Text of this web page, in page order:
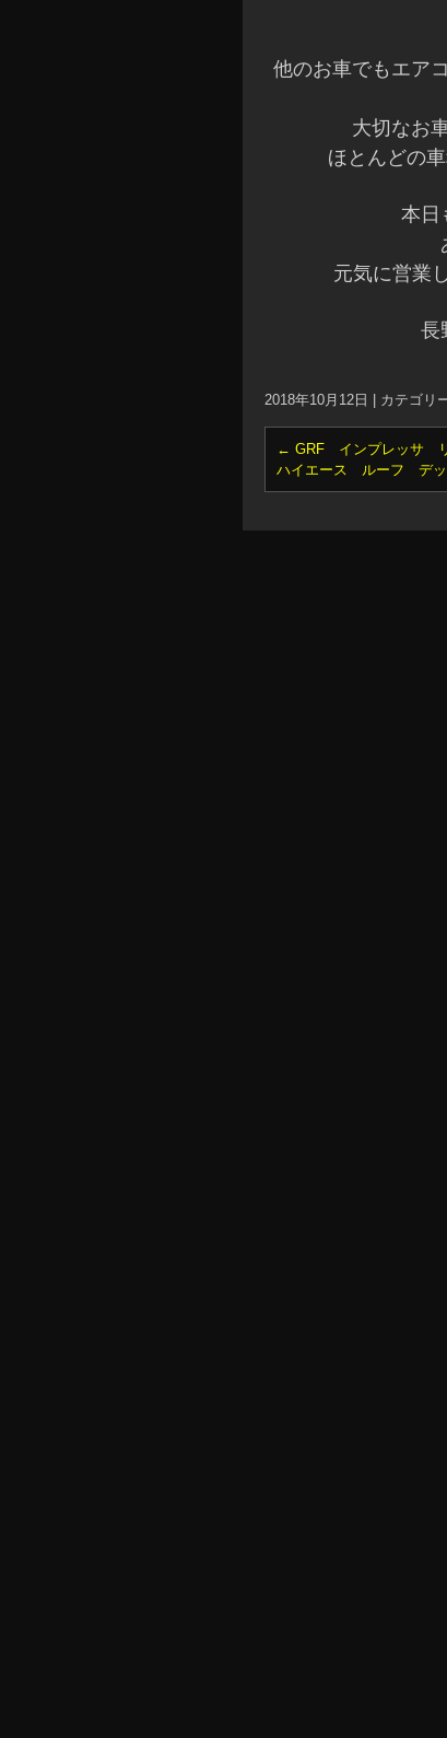
他のお車でもエア
大切なお
ほとんどの
本日
元気に営業
長
2018年10月12日 カテゴリ
← GRF インプレッサ
ハイエース ルーフ デ